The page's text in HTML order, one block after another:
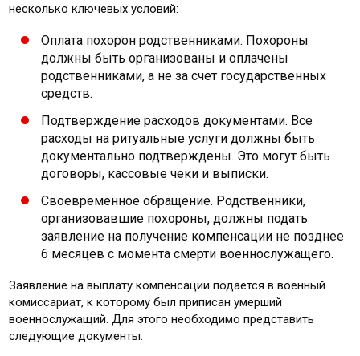
несколько ключевых условий:
Оплата похорон родственниками. Похороны
должны быть организованы и оплачены
родственниками, а не за счет государственных
средств.
Подтверждение расходов документами. Все
расходы на ритуальные услуги должны быть
документально подтверждены. Это могут быть
договоры, кассовые чеки и выписки.
Своевременное обращение. Родственники,
организовавшие похороны, должны подать
заявление на получение компенсации не позднее
6 месяцев с момента смерти военнослужащего.
Заявление на выплату компенсации подается в военный
комиссариат, к которому был приписан умерший
военнослужащий. Для этого необходимо представить
следующие документы: